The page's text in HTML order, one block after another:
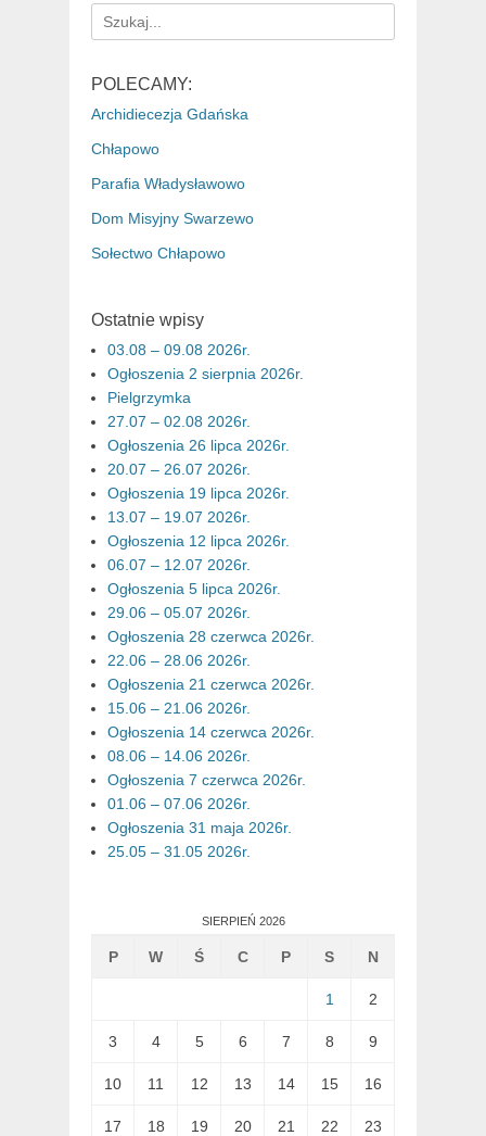
Search
for:
POLECAMY:
Archidiecezja Gdańska
Chłapowo
Parafia Władysławowo
Dom Misyjny Swarzewo
Sołectwo Chłapowo
Ostatnie wpisy
03.08 – 09.08 2026r.
Ogłoszenia 2 sierpnia 2026r.
Pielgrzymka
27.07 – 02.08 2026r.
Ogłoszenia 26 lipca 2026r.
20.07 – 26.07 2026r.
Ogłoszenia 19 lipca 2026r.
13.07 – 19.07 2026r.
Ogłoszenia 12 lipca 2026r.
06.07 – 12.07 2026r.
Ogłoszenia 5 lipca 2026r.
29.06 – 05.07 2026r.
Ogłoszenia 28 czerwca 2026r.
22.06 – 28.06 2026r.
Ogłoszenia 21 czerwca 2026r.
15.06 – 21.06 2026r.
Ogłoszenia 14 czerwca 2026r.
08.06 – 14.06 2026r.
Ogłoszenia 7 czerwca 2026r.
01.06 – 07.06 2026r.
Ogłoszenia 31 maja 2026r.
25.05 – 31.05 2026r.
SIERPIEŃ 2026
P W Ś C P S N
1 2
3 4 5 6 7 8 9
10 11 12 13 14 15 16
17 18 19 20 21 22 23